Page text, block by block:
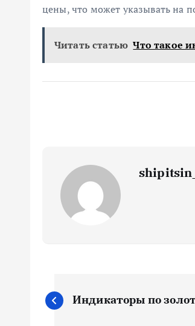
цены, что может указывать на
Читать статью Что такое
Н
Индикаторы по